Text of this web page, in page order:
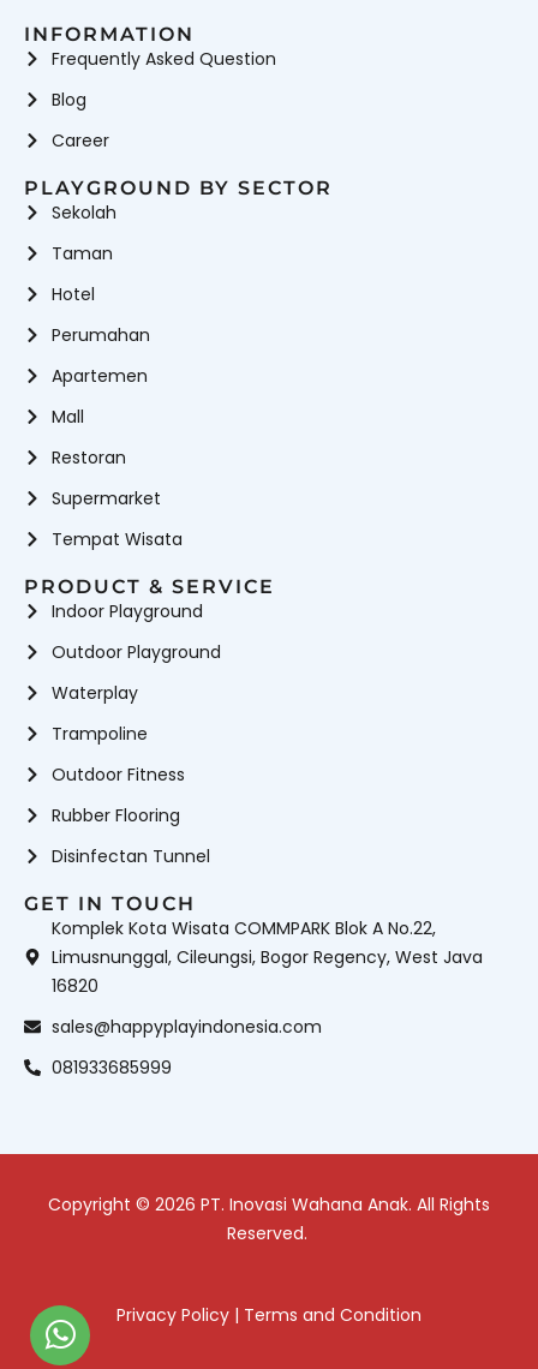
INFORMATION
Frequently Asked Question
Blog
Career
PLAYGROUND BY SECTOR
Sekolah
Taman
Hotel
Perumahan
Apartemen
Mall
Restoran
Supermarket
Tempat Wisata
PRODUCT & SERVICE
Indoor Playground
Outdoor Playground
Waterplay
Trampoline
Outdoor Fitness
Rubber Flooring
Disinfectan Tunnel
GET IN TOUCH
Komplek Kota Wisata COMMPARK Blok A No.22,
Limusnunggal, Cileungsi, Bogor Regency, West Java
16820
sales@happyplayindonesia.com
081933685999
Copyright © 2026 PT. Inovasi Wahana Anak. All Rights
Reserved.
Privacy Policy | Terms and Condition